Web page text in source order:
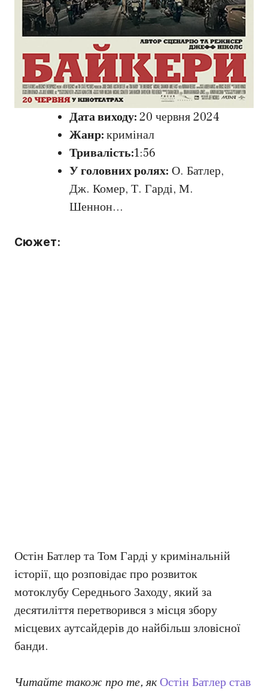
Дата виходу:20 червня 2024
Жанр:кримінал
Тривалість:1:56
У головних ролях: О. Батлер,
Дж. Комер, Т. Гарді, М.
Шеннон…
Сюжет:
Остін Батлер та Том Гарді у кримінальній
історії, що розповідає про розвиток
мотоклубу Середнього Заходу, який за
десятиліття перетворився з місця збору
місцевих аутсайдерів до найбільш зловісної
банди.
Читайте також про те, якОстін Батлер став